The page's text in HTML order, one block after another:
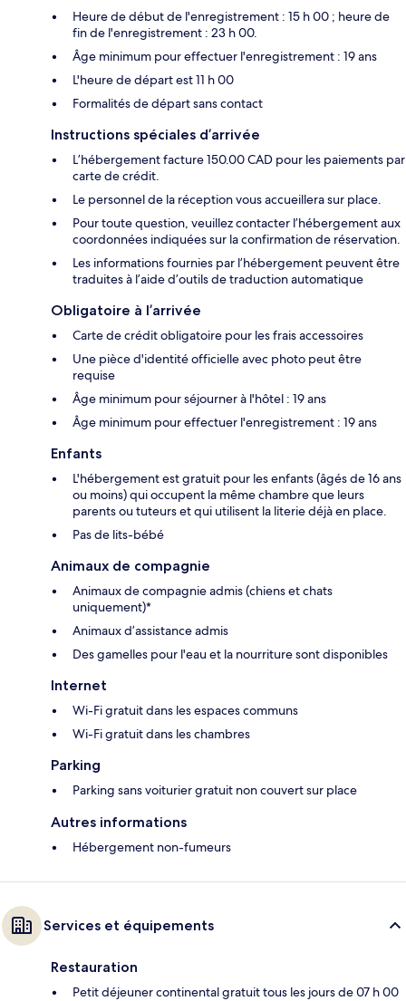
Heure de début de l'enregistrement : 15 h 00 ; heure de
fin de l'enregistrement : 23 h 00.
Âge minimum pour effectuer l'enregistrement : 19 ans
L'heure de départ est 11 h 00
Formalités de départ sans contact
Instructions spéciales d’arrivée
L’hébergement facture 150.00 CAD pour les paiements par
carte de crédit.
Le personnel de la réception vous accueillera sur place.
Pour toute question, veuillez contacter l’hébergement aux
coordonnées indiquées sur la confirmation de réservation.
Les informations fournies par l’hébergement peuvent être
traduites à l’aide d’outils de traduction automatique
Obligatoire à l’arrivée
Carte de crédit obligatoire pour les frais accessoires
Une pièce d'identité officielle avec photo peut être
requise
Âge minimum pour séjourner à l'hôtel : 19 ans
Âge minimum pour effectuer l'enregistrement : 19 ans
Enfants
L'hébergement est gratuit pour les enfants (âgés de 16 ans
ou moins) qui occupent la même chambre que leurs
parents ou tuteurs et qui utilisent la literie déjà en place.
Pas de lits-bébé
Animaux de compagnie
Animaux de compagnie admis (chiens et chats
uniquement)*
Animaux d’assistance admis
Des gamelles pour l'eau et la nourriture sont disponibles
Internet
Wi-Fi gratuit dans les espaces communs
Wi-Fi gratuit dans les chambres
Parking
Parking sans voiturier gratuit non couvert sur place
Autres informations
Hébergement non-fumeurs
Services et équipements
Restauration
Petit déjeuner continental gratuit tous les jours de 07 h 00